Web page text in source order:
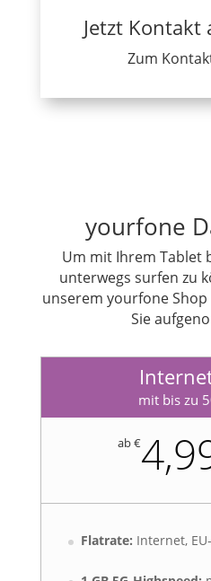
Jetzt
Zum
yourfone
Um mit Ihrem Tablet
unterwegs surfen zu
unserem yourfone
Sie
mit bis zu
ab €
Flatrate: Internet,